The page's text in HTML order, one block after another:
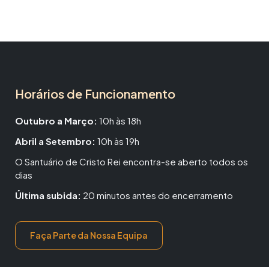
Horários de Funcionamento
Outubro a Março: 10h às 18h
Abril a Setembro: 10h às 19h
O Santuário de Cristo Rei encontra-se aberto todos os
dias
Última subida: 20 minutos antes do encerramento
Faça Parte da Nossa Equipa